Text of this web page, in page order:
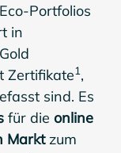
Portfolios
in
Zertifikate1,
sind. Es
für die online
Marktzum